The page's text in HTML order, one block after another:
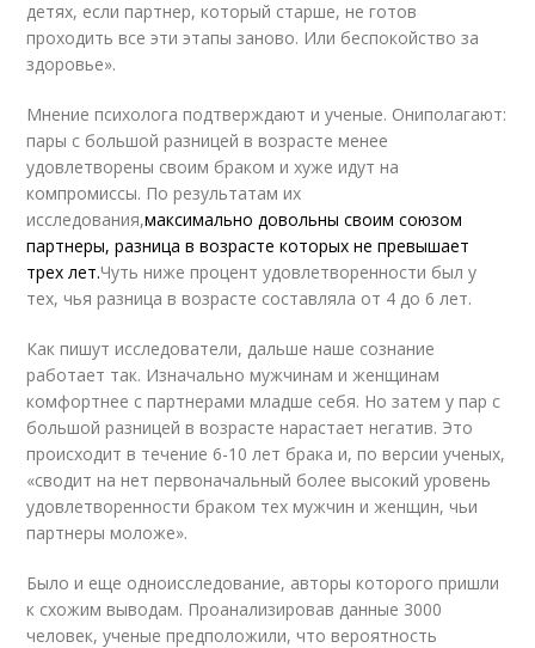
детях, если партнер, который старше, не готов
проходить все эти этапы заново. Или беспокойство за
здоровье».
Мнение психолога подтверждают и ученые. Ониполагают:
пары с большой разницей в возрасте менее
удовлетворены своим браком и хуже идут на
компромиссы. По результатам их
исследования,максимально довольны своим союзом
партнеры, разница в возрасте которых не превышает
трех лет.Чуть ниже процент удовлетворенности был у
тех, чья разница в возрасте составляла от 4 до 6 лет.
Как пишут исследователи, дальше наше сознание
работает так. Изначально мужчинам и женщинам
комфортнее с партнерами младше себя. Но затем у пар с
большой разницей в возрасте нарастает негатив. Это
происходит в течение 6-10 лет брака и, по версии ученых,
«сводит на нет первоначальный более высокий уровень
удовлетворенности браком тех мужчин и женщин, чьи
партнеры моложе».
Было и еще одноисследование, авторы которого пришли
к схожим выводам. Проанализировав данные 3000
человек, ученые предположили, что вероятность